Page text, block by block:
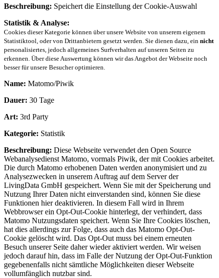
Beschreibung: Speichert die Einstellung der Cookie-Auswahl
Statistik & Analyse:
Cookies dieser Kategorie können über unsere Website von unserem eigenem
Statistiktool, oder von Drittanbietern gesetzt werden. Sie dienen dazu, ein nicht
personalisiertes, jedoch allgemeines Surfverhalten auf unseren Seiten zu
erkennen. Über diese Auswertung können wir das Angebot der Webseite noch
besser für unsere Besucher optimieren.
Name: Matomo/Piwik
Dauer: 30 Tage
Art: 3rd Party
Kategorie: Statistik
Beschreibung: Diese Webseite verwendet den Open Source
Webanalysedienst Matomo, vormals Piwik, der mit Cookies arbeitet.
Die durch Matomo erhobenen Daten werden anonymisiert und zu
Analysezwecken in unserem Auftrag auf dem Server der
LivingData GmbH gespeichert. Wenn Sie mit der Speicherung und
Nutzung Ihrer Daten nicht einverstanden sind, können Sie diese
Funktionen hier deaktivieren. In diesem Fall wird in Ihrem
Webbrowser ein Opt-Out-Cookie hinterlegt, der verhindert, dass
Matomo Nutzungsdaten speichert. Wenn Sie Ihre Cookies löschen,
hat dies allerdings zur Folge, dass auch das Matomo Opt-Out-
Cookie gelöscht wird. Das Opt-Out muss bei einem erneuten
Besuch unserer Seite daher wieder aktiviert werden. Wir weisen
jedoch darauf hin, dass im Falle der Nutzung der Opt-Out-Funktion
gegebenenfalls nicht sämtliche Möglichkeiten dieser Webseite
vollumfänglich nutzbar sind.